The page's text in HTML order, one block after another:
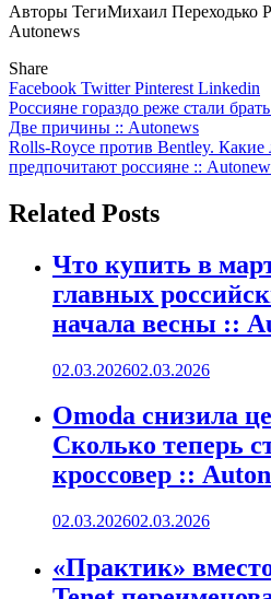
Авторы ТегиМихаил Переходько
Autonews
Share
Facebook TwitterPinterest Linkedin
Навигация
по
записям
Россияне гораздо реже стали
Две причины :: Autonews
Rolls-Royce против Bentley.
предпочитают россияне ::
Related Posts
Что купить в
главных
начала весны ::
02.03.202602.03.2026
Omoda снизила
Сколько теперь
кроссовер ::
02.03.202602.03.2026
«Практик»